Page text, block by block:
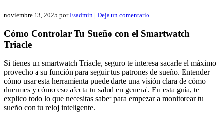
noviembre 13, 2025 porEsadmin | Deja un comentario
Cómo Controlar Tu Sueño con el Smartwatch
Triacle
Si tienes un smartwatch Triacle, seguro te interesa sacarle el máximo
provecho a su función para seguir tus patrones de sueño. Entender
cómo usar esta herramienta puede darte una visión clara de cómo
duermes y cómo eso afecta tu salud en general. En esta guía, te
explico todo lo que necesitas saber para empezar a monitorear tu
sueño con tu reloj inteligente.